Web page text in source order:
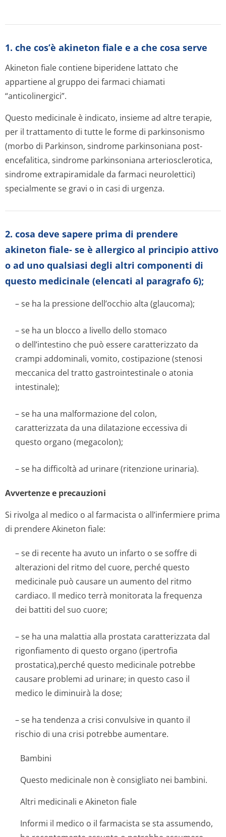
1. che cos’è akineton fiale e a che cosa serve
Akineton fiale contiene biperidene lattato che
appartiene al gruppo dei farmaci chiamati
“anticolinergici”.
Questo medicinale è indicato, insieme ad altre terapie,
per il trattamento di tutte le forme di parkinsonismo
(morbo di Parkinson, sindrome parkinsoniana post-
encefalitica, sindrome parkinsoniana arteriosclerotica,
sindrome extrapiramidale da farmaci neurolettici)
specialmente se gravi o in casi di urgenza.
2. cosa deve sapere prima di prendere
akineton fiale- se è allergico al principio attivo
o ad uno qualsiasi degli altri componenti di
questo medicinale (elencati al paragrafo 6);
– se ha la pressione dell’occhio alta (glaucoma);
– se ha un blocco a livello dello stomaco
o dell’intestino che può essere caratterizzato da
crampi addominali, vomito, costipazione (stenosi
meccanica del tratto gastrointestinale o atonia
intestinale);
– se ha una malformazione del colon,
caratterizzata da una dilatazione eccessiva di
questo organo (megacolon);
– se ha difficoltà ad urinare (ritenzione urinaria).
Avvertenze e precauzioni
Si rivolga al medico o al farmacista o all’infermiere prima
di prendere Akineton fiale:
– se di recente ha avuto un infarto o se soffre di
alterazioni del ritmo del cuore, perché questo
medicinale può causare un aumento del ritmo
cardiaco. Il medico terrà monitorata la frequenza
dei battiti del suo cuore;
– se ha una malattia alla prostata caratterizzata dal
rigonfiamento di questo organo (ipertrofia
prostatica),perché questo medicinale potrebbe
causare problemi ad urinare; in questo caso il
medico le diminuirà la dose;
– se ha tendenza a crisi convulsive in quanto il
rischio di una crisi potrebbe aumentare.
Bambini
Questo medicinale non è consigliato nei bambini.
Altri medicinali e Akineton fiale
Informi il medico o il farmacista se sta assumendo,